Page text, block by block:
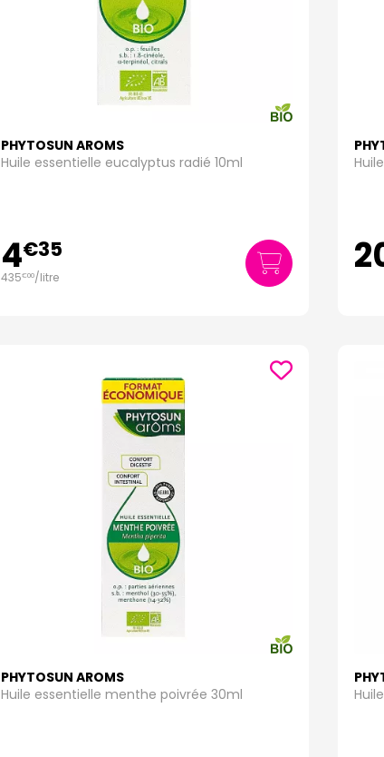
PHYTOSUN AROMS
Huile essentielle eucalyptus radié 10ml
4€35
435€00/litre
PHYTOSUN AROMS
Huile essentielle menthe poivrée 30ml